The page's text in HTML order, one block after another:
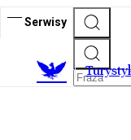
Serwisy
T